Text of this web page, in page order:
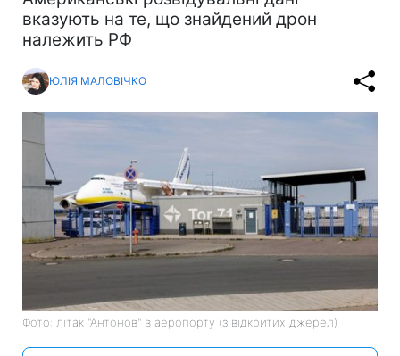
вказують на те, що знайдений дрон
належить РФ
ЮЛІЯ МАЛОВІЧКО
Фото: літак "Антонов" в аеропорту (з відкритих джерел)